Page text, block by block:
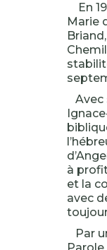
En
Marie
Avec
à
et la
avec
Par